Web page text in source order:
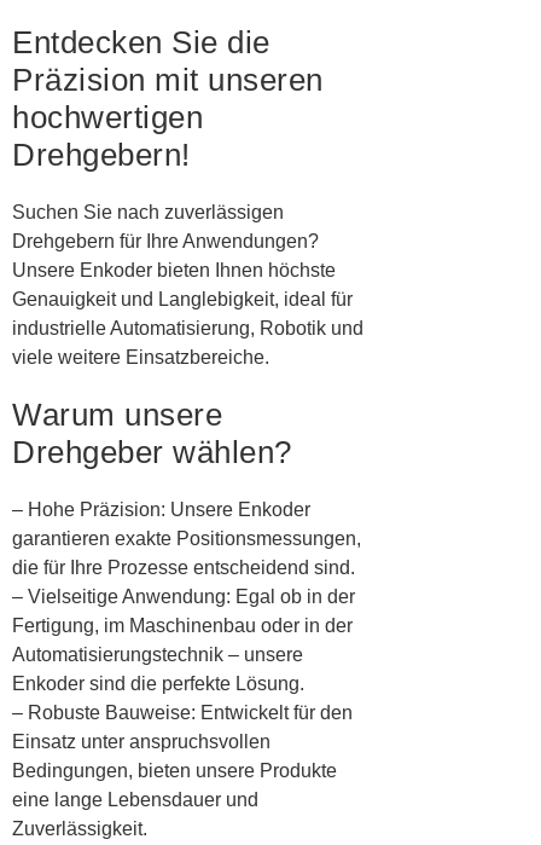
Entdecken Sie die
Präzision mit unseren
hochwertigen
Drehgebern!
Suchen Sie nach zuverlässigen
Drehgebern für Ihre Anwendungen?
Unsere Enkoder bieten Ihnen höchste
Genauigkeit und Langlebigkeit, ideal für
industrielle Automatisierung, Robotik und
viele weitere Einsatzbereiche.
Warum unsere
Drehgeber wählen?
– Hohe Präzision: Unsere Enkoder
garantieren exakte Positionsmessungen,
die für Ihre Prozesse entscheidend sind.
– Vielseitige Anwendung: Egal ob in der
Fertigung, im Maschinenbau oder in der
Automatisierungstechnik – unsere
Enkoder sind die perfekte Lösung.
– Robuste Bauweise: Entwickelt für den
Einsatz unter anspruchsvollen
Bedingungen, bieten unsere Produkte
eine lange Lebensdauer und
Zuverlässigkeit.